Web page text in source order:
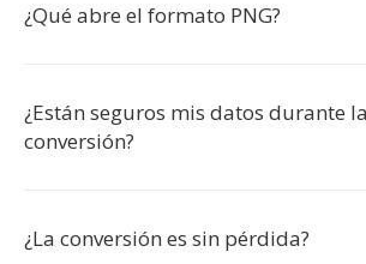
¿Qué abre el formato PNG?
¿Están seguros mis datos durante la
conversión?
¿La conversión es sin pérdida?